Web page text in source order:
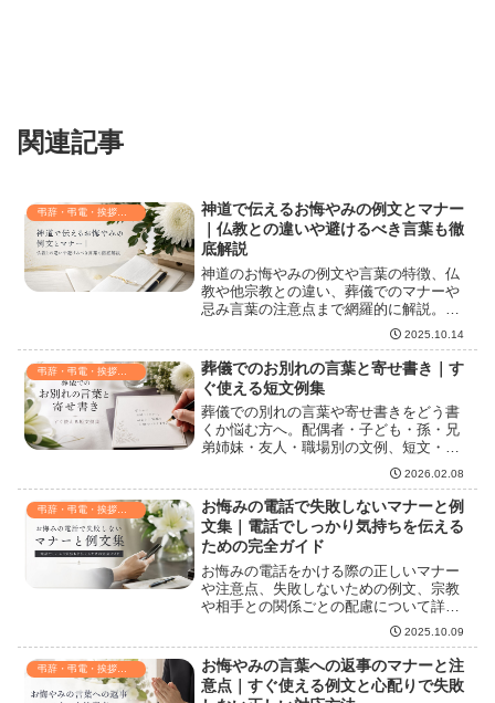
関連記事
弔辞・弔電・挨拶・連絡
神道で伝えるお悔やみの例文とマナー
｜仏教との違いや避けるべき言葉も徹
底解説
神道のお悔やみの例文や言葉の特徴、仏
教や他宗教との違い、葬儀でのマナーや
忌み言葉の注意点まで網羅的に解説。神
葬祭で失礼のない文例や伝え方、場面ご
とのポイントも詳しく紹介します。
2025.10.14
葬儀でのお別れの言葉と寄せ書き｜す
ぐ使える短文例集
葬儀での別れの言葉や寄せ書きをどう書
くか悩む方へ。配偶者・子ども・孫・兄
弟姉妹・友人・職場別の文例、短文・感
謝・思い出・追悼の実例集、字数目安、
忌み言葉一覧、宗教別配慮、色紙やレイ
アウト選び、筆記具・下書きのコツ、署
名位置と配慮チェックリストまで実践的
にまとめた必携ガイド。すぐに役立つ例
文とチェックリストで、慌てず丁寧に想
いを伝えられます。
2026.02.08
弔辞・弔電・挨拶・連絡
お悔みの電話で失敗しないマナーと例
文集｜電話でしっかり気持ちを伝える
ための完全ガイド
お悔みの電話をかける際の正しいマナー
や注意点、失敗しないための例文、宗教
や相手との関係ごとの配慮について詳し
く解説。相手に心からの気持ちが伝わる
お悔み電話のポイントや、タイミング・
言葉選び・対応方法まで網羅します。
2025.10.09
お悔やみの言葉への返事のマナーと注
意点｜すぐ使える例文と心配りで失敗